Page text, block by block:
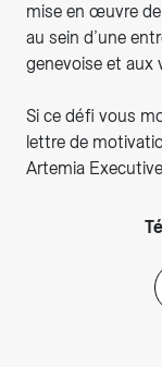
mise en œuvre
au sein d’une
genevoise et aux
Si ce défi vous
lettre de
Artemia